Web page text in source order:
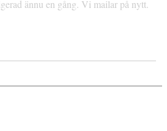
ännu en gång. Vi mailar på nytt.